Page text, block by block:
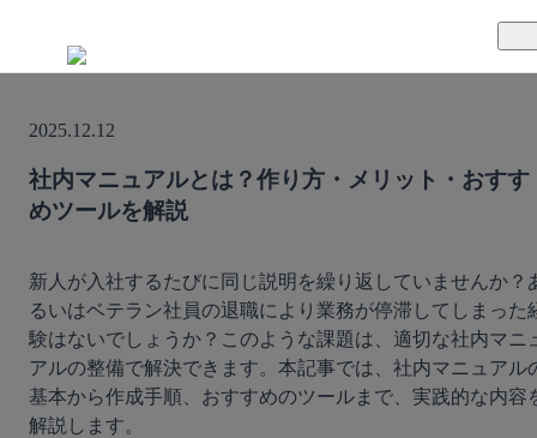
サポート体制
セキュリティ体制
導入事例
活用方法
運営会社
セミナー
2025.12.12
社内マニュアルとは？作り方・メリット・おすす
めツールを解説
新人が入社するたびに同じ説明を繰り返していませんか？
るいはベテラン社員の退職により業務が停滞してしまった
験はないでしょうか？このような課題は、適切な社内マニ
アルの整備で解決できます。本記事では、社内マニュアル
基本から作成手順、おすすめのツールまで、実践的な内容
解説します。